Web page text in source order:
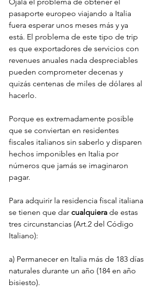
pasaporte europeo viajando a Italia
fuera esperar unos meses más y ya
está. El problema de este tipo de trip
es que exportadores de servicios con
revenues anuales nada despreciables
pueden comprometer decenas y
quizás centenas de miles de dólares al
hacerlo.
Porque es extremadamente posible
que se conviertan en residentes
fiscales italianos sin saberlo y disparen
hechos imponibles en Italia por
números que jamás se imaginaron
pagar.
Para adquirir la residencia fiscal italiana
se tienen que dar cualquiera de estas
tres circunstancias (Art.2 del Código
Italiano):
a) Permanecer en Italia más de 183 días
naturales durante un año (184 en año
bisiesto).